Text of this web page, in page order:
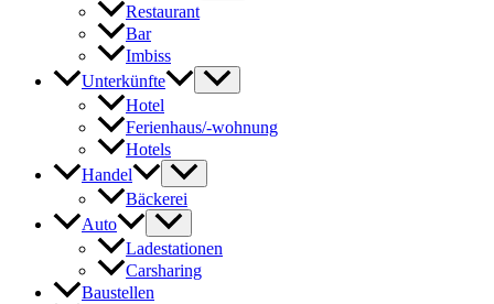
Restaurant
Bar
Imbiss
Unterkünfte
Hotel
Ferienhaus/-wohnung
Hotels
Handel
Bäckerei
Auto
Ladestationen
Carsharing
Baustellen